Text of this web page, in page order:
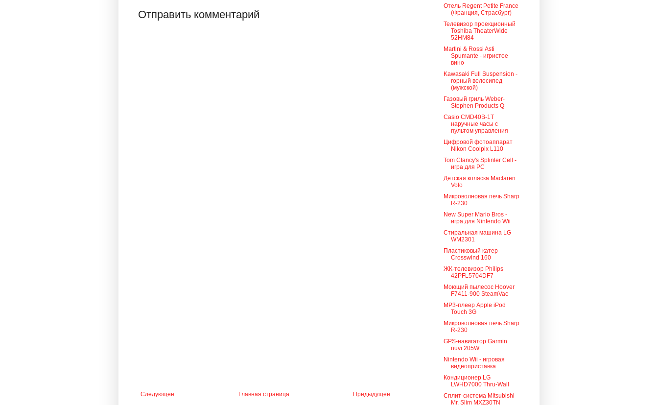
Отправить комментарий
Следующее Предыдущее
Главная страница
Отель Regent Petite France
(Франция, Страсбург)
Телевизор проекционный
Toshiba TheaterWide
52HM84
Martini & Rossi Asti
Spumante - игристое
вино
Kawasaki Full Suspension -
горный велосипед
(мужской)
Газовый гриль Weber-
Stephen Products Q
Casio CMD40B-1T
наручные часы с
пультом управления
Цифровой фотоаппарат
Nikon Coolpix L110
Tom Clancy's Splinter Cell -
игра для PC
Детская коляска Maclaren
Volo
Микроволновая печь Sharp
R-230
New Super Mario Bros -
игра для Nintendo Wii
Стиральная машина LG
WM2301
Пластиковый катер
Crosswind 160
ЖК-телевизор Philips
42PFL5704DF7
Моющий пылесос Hoover
F7411-900 SteamVac
MP3-плеер Apple iPod
Touch 3G
Микроволновая печь Sharp
R-230
GPS-навигатор Garmin
nuvi 205W
Nintendo Wii - игровая
видеоприставка
Кондиционер LG
LWHD7000 Thru-Wall
Сплит-система Mitsubishi
Mr. Slim MXZ30TN